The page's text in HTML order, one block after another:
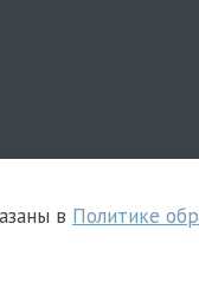
в Политике